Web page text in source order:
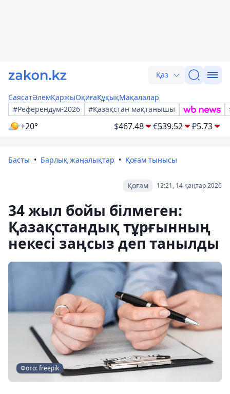
Қаз
СаясатӘлемҚаржыОқиғаҚұқықМақалалар
#Референдум-2026
#Қазақстан мақтанышы
+20° $467.48 €539.52 ₽5.73
Басты Барлық жаңалықтар Қоғам тынысы
12:21, 14 қаңтар 2026
Қоғам
34 жыл бойы білмеген:
Қазақстандық тұрғынның
некесі заңсыз деп танылды
Фото: freepik